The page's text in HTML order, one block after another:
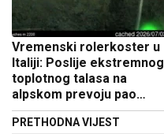
Vremenski rolerkoster u
Italiji: Poslije ekstremnog
toplotnog talasa na
alpskom prevoju pao
snijeg, na jugu proglašen
alarm
PRETHODNA VIJEST